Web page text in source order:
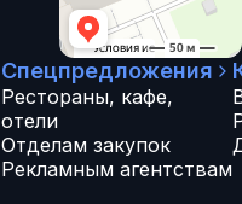
Спецпредложения
Рестораны, кафе,
отели
Отделам закупок
Рекламным агентствам